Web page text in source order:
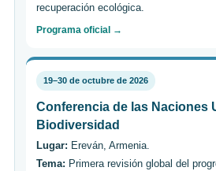
recuperación ecológica.
Programa oficial →
19–30 de octubre de 2026
Conferencia de las Naciones
Biodiversidad
Lugar: Ereván, Armenia.
Tema: Primera revisión global del